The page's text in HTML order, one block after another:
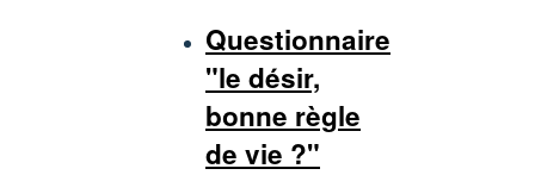
Questionnaire
"le désir,
bonne règle
de vie ?"